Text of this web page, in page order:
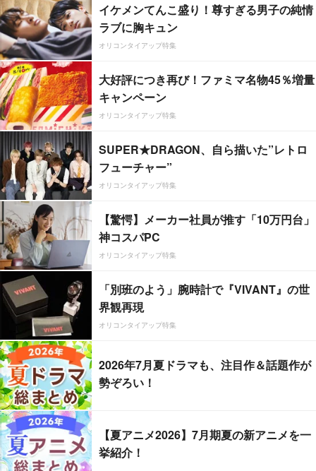
イケメンてんこ盛り！尊すぎる男子の純情
ラブに胸キュン
オリコンタイアップ特集
大好評につき再び！ファミマ名物45％増量
キャンペーン
オリコンタイアップ特集
SUPER★DRAGON、自ら描いた”レトロ
フューチャー”
オリコンタイアップ特集
【驚愕】メーカー社員が推す「10万円台」
神コスパPC
オリコンタイアップ特集
「別班のよう」腕時計で『VIVANT』の世
界観再現
オリコンタイアップ特集
2026年7月夏ドラマも、注目作＆話題作が
勢ぞろい！
【夏アニメ2026】7月期夏の新アニメを一
挙紹介！